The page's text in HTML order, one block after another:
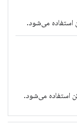
استفاده می‌شود.
استفاده می‌شود.